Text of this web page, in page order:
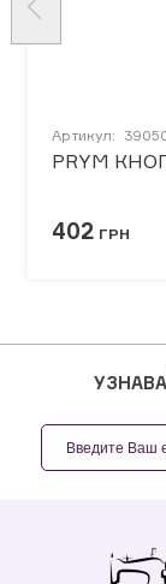
Артикул:
PRYM
402 ГРН